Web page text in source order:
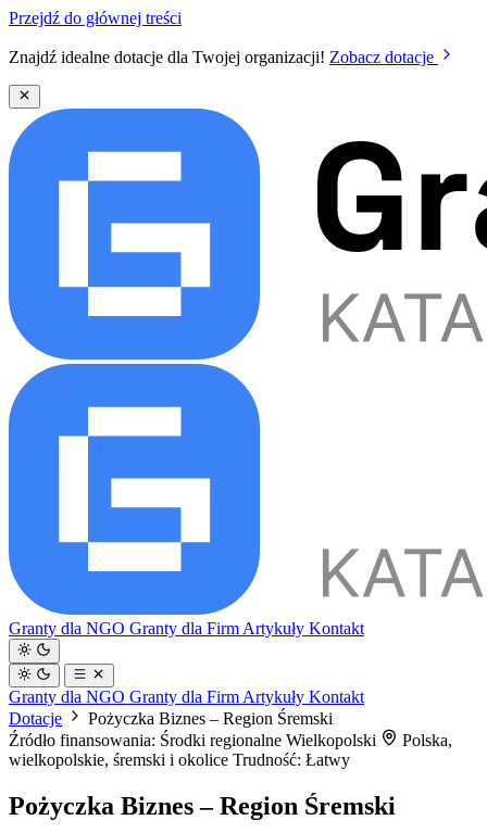
Przejdź do głównej treści
Znajdź idealne dotacje dla Twojej organizacji! Zobacz dotacje
Granty dla NGO Granty dla Firm Artykuły Kontakt
Granty dla NGO Granty dla Firm Artykuły Kontakt
Dotacje
Pożyczka Biznes – Region Śremski
Źródło finansowania: Środki regionalne Wielkopolski
Polska,
wielkopolskie, śremski i okolice Trudność: Łatwy
Pożyczka Biznes – Region Śremski